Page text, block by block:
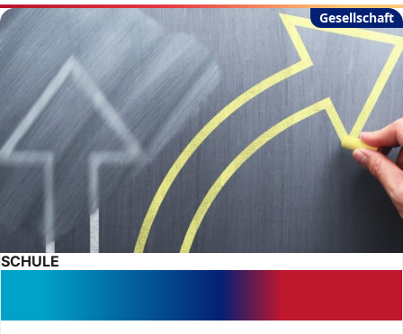
Gesellschaft
SCHULE